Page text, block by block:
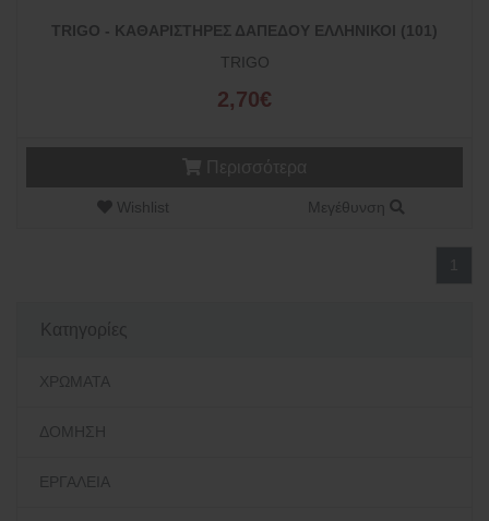
Κατηγορίες
ΧΡΩΜΑΤΑ
ΔΟΜΗΣΗ
ΕΡΓΑΛΕΙΑ
TRIGO - ΚΑΘΑΡΙΣΤΗΡΕΣ ΔΑΠΕΔΟΥ ΕΛΛΗΝΙΚΟΙ (101)
TRIGO
2,70€
Wishlist Μεγέθυνση